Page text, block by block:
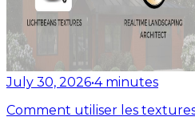
July 30, 2026•4 minutes
Comment utiliser les